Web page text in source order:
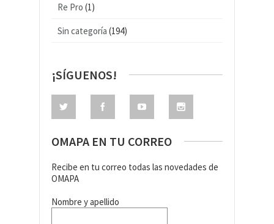
Re Pro (1)
Sin categoría (194)
¡SÍGUENOS!
OMAPA EN TU CORREO
Recibe en tu correo todas las novedades de
OMAPA
Nombre y apellido